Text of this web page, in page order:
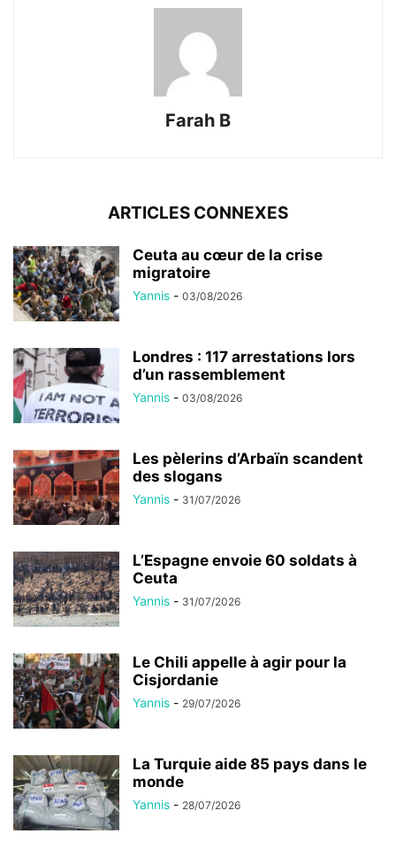
Farah B
ARTICLES CONNEXES
Ceuta au cœur de la crise
migratoire
Yannis - 03/08/2026
Londres : 117 arrestations lors
d’un rassemblement
Yannis - 03/08/2026
Les pèlerins d’Arbaïn scandent
des slogans
Yannis - 31/07/2026
L’Espagne envoie 60 soldats à
Ceuta
Yannis - 31/07/2026
Le Chili appelle à agir pour la
Cisjordanie
Yannis - 29/07/2026
La Turquie aide 85 pays dans le
monde
Yannis - 28/07/2026